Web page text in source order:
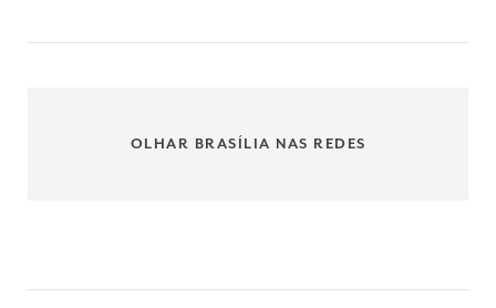
OLHAR BRASÍLIA NAS REDES